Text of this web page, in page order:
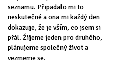
seznamu. Připadalo mi to
neskutečné a ona mi každý den
dokazuje, že je vším, co jsem si
přál. Žijeme jeden pro druhého,
plánujeme společný život a
vezmeme se.